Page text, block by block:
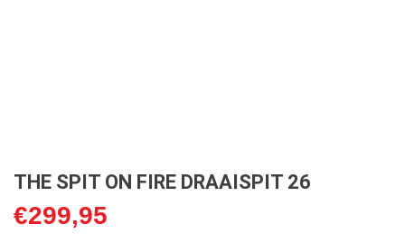
THE SPIT ON FIRE DRAAISPIT 26
€299,95